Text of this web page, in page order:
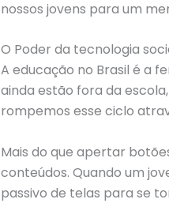
nossos jovens para um
O Poder da tecnologia
A educação no Brasil é a
ainda estão fora da
rompemos esse ciclo
Mais do que apertar
conteúdos. Quando um
passivo de telas para se